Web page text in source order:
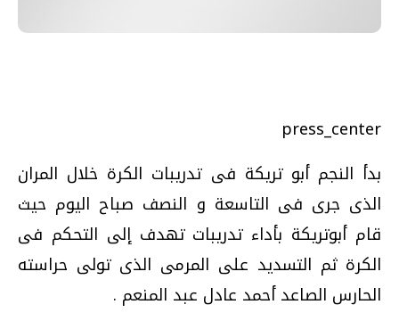
press_center
بدأ النجم أبو تريكة فى تدريبات الكرة خلال المران
الذى جرى فى التاسعة و النصف صباح اليوم حيث
قام أبوتريكة بأداء تدريبات تهدف إلى التحكم فى
الكرة ثم التسديد على المرمى الذى تولى حراسته
الحارس الصاعد أحمد عادل عبد المنعم .